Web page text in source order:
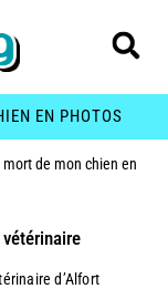
EN PHOTOS
de mon chien en
d’Alfort